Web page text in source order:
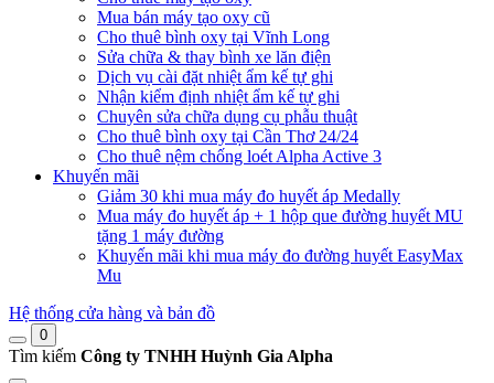
Mua bán máy tạo oxy cũ
Cho thuê bình oxy tại Vĩnh Long
Sửa chữa & thay bình xe lăn điện
Dịch vụ cài đặt nhiệt ẩm kế tự ghi
Nhận kiểm định nhiệt ẩm kế tự ghi
Chuyên sửa chữa dụng cụ phẫu thuật
Cho thuê bình oxy tại Cần Thơ 24/24
Cho thuê nệm chống loét Alpha Active 3
Khuyến mãi
Giảm 30 khi mua máy đo huyết áp Medally
Mua máy đo huyết áp + 1 hộp que đường huyết MU
tặng 1 máy đường
Khuyến mãi khi mua máy đo đường huyết EasyMax
Mu
Hệ thống cửa hàng và bản đồ
0
Tìm kiếm Công ty TNHH Huỳnh Gia Alpha